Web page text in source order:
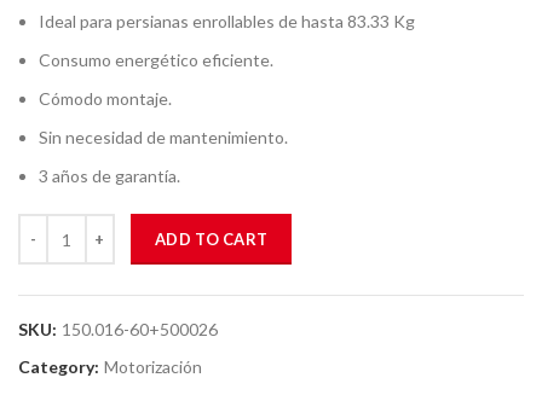
Ideal para persianas enrollables de hasta 83.33 Kg
Consumo energético eficiente.
Cómodo montaje.
Sin necesidad de mantenimiento.
3 años de garantía.
ADD TO CART
SKU: 150.016-60+500026
Category: Motorización